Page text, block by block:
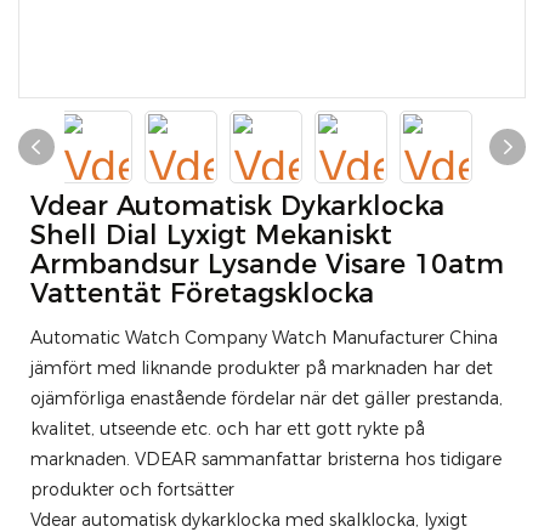
Vdear Automatisk Dykarklocka
Shell Dial Lyxigt Mekaniskt
Armbandsur Lysande Visare 10atm
Vattentät Företagsklocka
Automatic Watch Company Watch Manufacturer China
jämfört med liknande produkter på marknaden har det
ojämförliga enastående fördelar när det gäller prestanda,
kvalitet, utseende etc. och har ett gott rykte på
marknaden. VDEAR sammanfattar bristerna hos tidigare
produkter och fortsätter
Vdear automatisk dykarklocka med skalklocka, lyxigt